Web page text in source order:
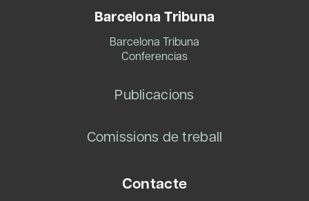
Barcelona Tribuna
Barcelona Tribuna
Conferencias
Publicacions
Comissions de treball
Contacte